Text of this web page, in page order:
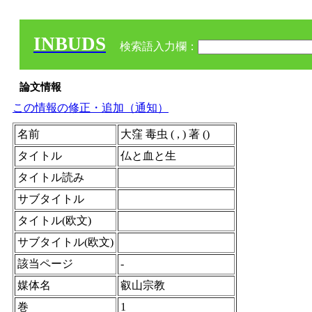
INBUDS 検索語入力欄：
論文情報
この情報の修正・追加（通知）
名前
大窪 毒虫 ( , ) 著 ()
タイトル
仏と血と生
タイトル読み
サブタイトル
タイトル(欧文)
サブタイトル(欧文)
該当ページ
-
媒体名
叡山宗教
巻
1